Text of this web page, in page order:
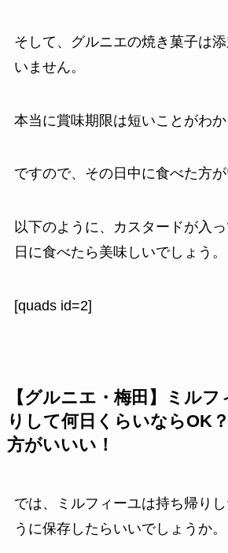
そして、グルニエの焼き菓子は
いません。
本当に賞味期限は短いことがわか
ですので、その日中に食べた方が
以下のように、カスタードが入
日に食べたら美味しいでしょう。
[quads id=2]
【グルニエ・梅田】ミル
りして何日くらいならOK
方がいいい！
では、ミルフィーユは持ち帰り
うに保存したらいいでしょうか。